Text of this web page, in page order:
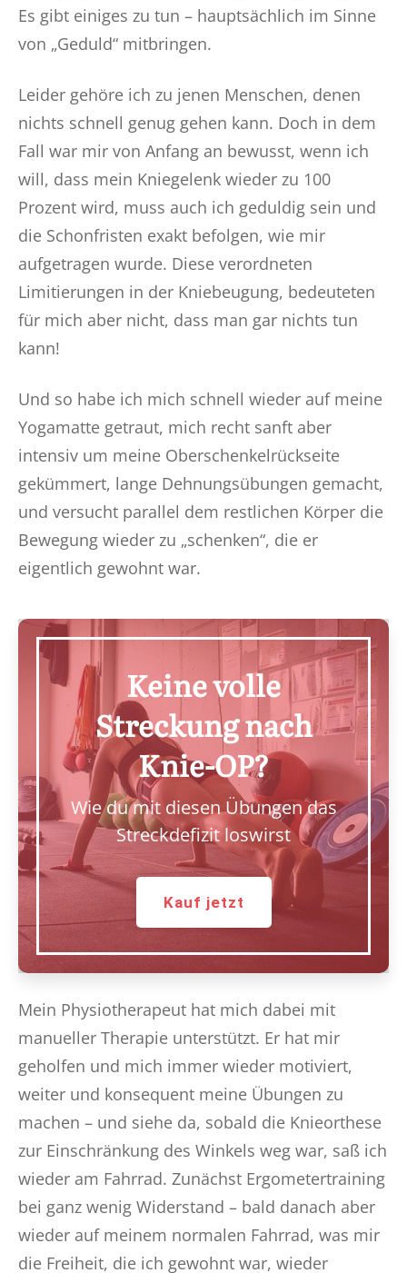
Es gibt einiges zu tun – hauptsächlich im Sinne
von „Geduld“ mitbringen.
Leider gehöre ich zu jenen Menschen, denen
nichts schnell genug gehen kann. Doch in dem
Fall war mir von Anfang an bewusst, wenn ich
will, dass mein Kniegelenk wieder zu 100
Prozent wird, muss auch ich geduldig sein und
die Schonfristen exakt befolgen, wie mir
aufgetragen wurde. Diese verordneten
Limitierungen in der Kniebeugung, bedeuteten
für mich aber nicht, dass man gar nichts tun
kann!
Und so habe ich mich schnell wieder auf meine
Yogamatte getraut, mich recht sanft aber
intensiv um meine Oberschenkelrückseite
gekümmert, lange Dehnungsübungen gemacht,
und versucht parallel dem restlichen Körper die
Bewegung wieder zu „schenken“, die er
eigentlich gewohnt war.
Keine volle
Streckung nach
Knie-OP?
Wie du mit diesen Übungen das
Streckdefizit loswirst
Kauf jetzt
Mein Physiotherapeut hat mich dabei mit
manueller Therapie unterstützt. Er hat mir
geholfen und mich immer wieder motiviert,
weiter und konsequent meine Übungen zu
machen – und siehe da, sobald die Knieorthese
zur Einschränkung des Winkels weg war, saß ich
wieder am Fahrrad. Zunächst Ergometertraining
bei ganz wenig Widerstand – bald danach aber
wieder auf meinem normalen Fahrrad, was mir
die Freiheit, die ich gewohnt war, wieder